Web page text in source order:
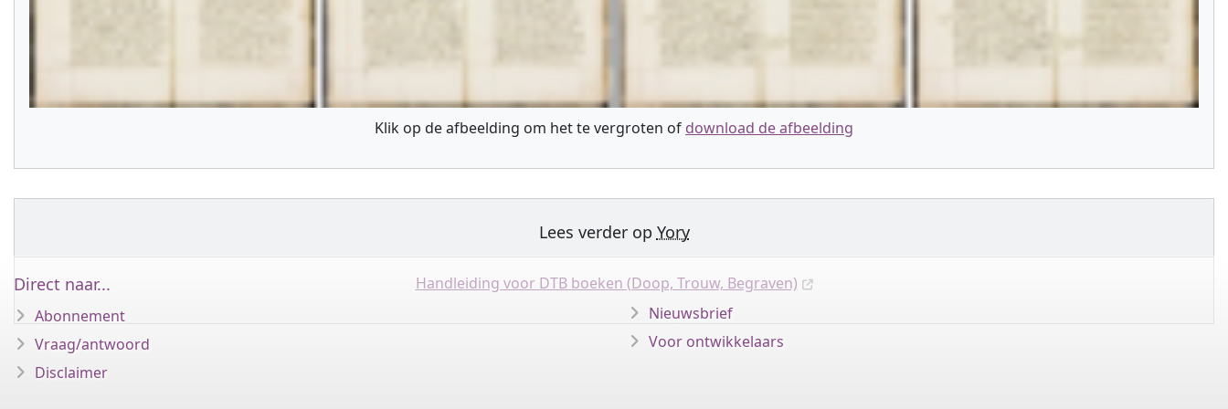
Klik op de afbeelding om het te vergroten of download de afbeelding
Lees verder op Yory
Handleiding voor DTB boeken (Doop, Trouw, Begraven)
Direct naar...
Abonnement
Vraag/antwoord
Disclaimer
Nieuwsbrief
Voor ontwikkelaars